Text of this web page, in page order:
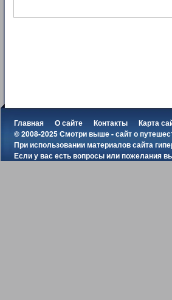
Главная О сайте Контакты Карта
© 2008-2025 Смотри выше - сайт о
При использовании материалов сайта
Если у вас есть вопросы или пожелания